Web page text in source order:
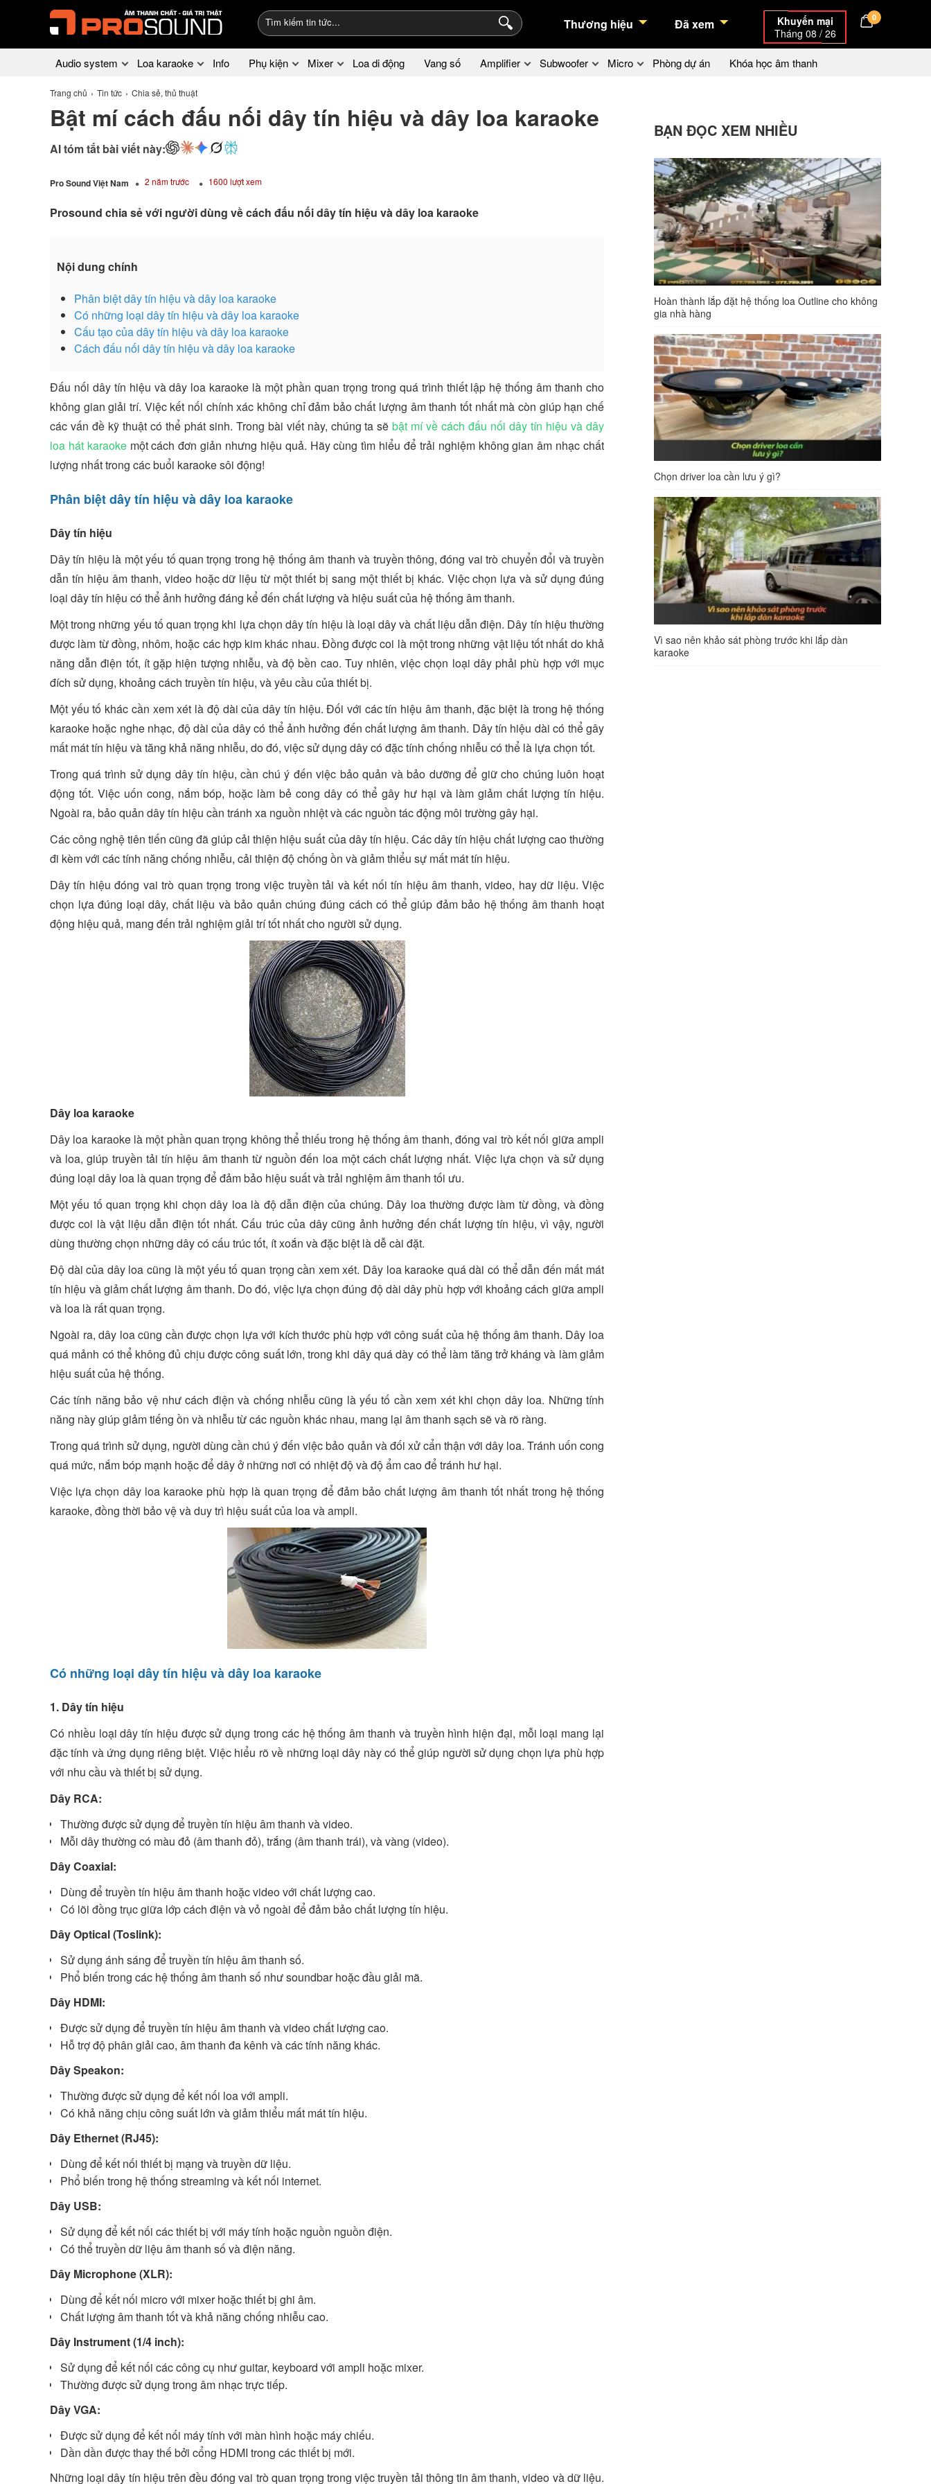
Thương hiệu Đã xem
Khuyến mại
Tháng 08 / 26
0
Audio system Loa karaoke Info Phụ kiện Mixer Loa di động Vang số Amplifier Subwoofer Micro Phòng dự án Khóa học âm thanh
Trang chủ Tin tức Chia sẻ, thủ thuật
Bật mí cách đấu nối dây tín hiệu và dây loa karaoke
AI tóm tắt bài viết này:
Pro Sound Việt Nam 2 năm trước 1600 lượt xem
Prosound chia sẻ với người dùng về cách đấu nối dây tín hiệu và dây loa karaoke
Nội dung chính
Phân biệt dây tín hiệu và dây loa karaoke
Có những loại dây tín hiệu và dây loa karaoke
Cấu tạo của dây tín hiệu và dây loa karaoke
Cách đấu nối dây tín hiệu và dây loa karaoke
Đấu nối dây tín hiệu và dây loa karaoke là một phần quan trọng trong quá trình thiết lập hệ thống âm thanh cho
không gian giải trí. Việc kết nối chính xác không chỉ đảm bảo chất lượng âm thanh tốt nhất mà còn giúp hạn chế
các vấn đề kỹ thuật có thể phát sinh. Trong bài viết này, chúng ta sẽbật mí về cách đấu nối dây tín hiệu và dây
loa hát karaoke một cách đơn giản nhưng hiệu quả. Hãy cùng tìm hiểu để trải nghiệm không gian âm nhạc chất
lượng nhất trong các buổi karaoke sôi động!
Phân biệt dây tín hiệu và dây loa karaoke
Dây tín hiệu
Dây tín hiệu là một yếu tố quan trọng trong hệ thống âm thanh và truyền thông, đóng vai trò chuyển đổi và truyền
dẫn tín hiệu âm thanh, video hoặc dữ liệu từ một thiết bị sang một thiết bị khác. Việc chọn lựa và sử dụng đúng
loại dây tín hiệu có thể ảnh hưởng đáng kể đến chất lượng và hiệu suất của hệ thống âm thanh.
Một trong những yếu tố quan trọng khi lựa chọn dây tín hiệu là loại dây và chất liệu dẫn điện. Dây tín hiệu thường
được làm từ đồng, nhôm, hoặc các hợp kim khác nhau. Đồng được coi là một trong những vật liệu tốt nhất do khả
năng dẫn điện tốt, ít gặp hiện tượng nhiễu, và độ bền cao. Tuy nhiên, việc chọn loại dây phải phù hợp với mục
đích sử dụng, khoảng cách truyền tín hiệu, và yêu cầu của thiết bị.
Một yếu tố khác cần xem xét là độ dài của dây tín hiệu. Đối với các tín hiệu âm thanh, đặc biệt là trong hệ thống
karaoke hoặc nghe nhạc, độ dài của dây có thể ảnh hưởng đến chất lượng âm thanh. Dây tín hiệu dài có thể gây
mất mát tín hiệu và tăng khả năng nhiễu, do đó, việc sử dụng dây có đặc tính chống nhiễu có thể là lựa chọn tốt.
Trong quá trình sử dụng dây tín hiệu, cần chú ý đến việc bảo quản và bảo dưỡng để giữ cho chúng luôn hoạt
động tốt. Việc uốn cong, nắm bóp, hoặc làm bẻ cong dây có thể gây hư hại và làm giảm chất lượng tín hiệu.
Ngoài ra, bảo quản dây tín hiệu cần tránh xa nguồn nhiệt và các nguồn tác động môi trường gây hại.
Các công nghệ tiên tiến cũng đã giúp cải thiện hiệu suất của dây tín hiệu. Các dây tín hiệu chất lượng cao thường
đi kèm với các tính năng chống nhiễu, cải thiện độ chống ồn và giảm thiểu sự mất mát tín hiệu.
Dây tín hiệu đóng vai trò quan trọng trong việc truyền tải và kết nối tín hiệu âm thanh, video, hay dữ liệu. Việc
chọn lựa đúng loại dây, chất liệu và bảo quản chúng đúng cách có thể giúp đảm bảo hệ thống âm thanh hoạt
động hiệu quả, mang đến trải nghiệm giải trí tốt nhất cho người sử dụng.
Dây loa karaoke
Dây loa karaoke là một phần quan trọng không thể thiếu trong hệ thống âm thanh, đóng vai trò kết nối giữa ampli
và loa, giúp truyền tải tín hiệu âm thanh từ nguồn đến loa một cách chất lượng nhất. Việc lựa chọn và sử dụng
đúng loại dây loa là quan trọng để đảm bảo hiệu suất và trải nghiệm âm thanh tối ưu.
Một yếu tố quan trọng khi chọn dây loa là độ dẫn điện của chúng. Dây loa thường được làm từ đồng, và đồng
được coi là vật liệu dẫn điện tốt nhất. Cấu trúc của dây cũng ảnh hưởng đến chất lượng tín hiệu, vì vậy, người
dùng thường chọn những dây có cấu trúc tốt, ít xoắn và đặc biệt là dễ cài đặt.
Độ dài của dây loa cũng là một yếu tố quan trọng cần xem xét. Dây loa karaoke quá dài có thể dẫn đến mất mát
tín hiệu và giảm chất lượng âm thanh. Do đó, việc lựa chọn đúng độ dài dây phù hợp với khoảng cách giữa ampli
và loa là rất quan trọng.
Ngoài ra, dây loa cũng cần được chọn lựa với kích thước phù hợp với công suất của hệ thống âm thanh. Dây loa
quá mảnh có thể không đủ chịu được công suất lớn, trong khi dây quá dày có thể làm tăng trở kháng và làm giảm
hiệu suất của hệ thống.
Các tính năng bảo vệ như cách điện và chống nhiễu cũng là yếu tố cần xem xét khi chọn dây loa. Những tính
năng này giúp giảm tiếng ồn và nhiễu từ các nguồn khác nhau, mang lại âm thanh sạch sẽ và rõ ràng.
Trong quá trình sử dụng, người dùng cần chú ý đến việc bảo quản và đối xử cẩn thận với dây loa. Tránh uốn cong
quá mức, nắm bóp mạnh hoặc để dây ở những nơi có nhiệt độ và độ ẩm cao để tránh hư hại.
Việc lựa chọn dây loa karaoke phù hợp là quan trọng để đảm bảo chất lượng âm thanh tốt nhất trong hệ thống
karaoke, đồng thời bảo vệ và duy trì hiệu suất của loa và ampli.
Có những loại dây tín hiệu và dây loa karaoke
1. Dây tín hiệu
Có nhiều loại dây tín hiệu được sử dụng trong các hệ thống âm thanh và truyền hình hiện đại, mỗi loại mang lại
đặc tính và ứng dụng riêng biệt. Việc hiểu rõ về những loại dây này có thể giúp người sử dụng chọn lựa phù hợp
với nhu cầu và thiết bị sử dụng.
Dây RCA:
Thường được sử dụng để truyền tín hiệu âm thanh và video.
Mỗi dây thường có màu đỏ (âm thanh đỏ), trắng (âm thanh trái), và vàng (video).
Dây Coaxial:
Dùng để truyền tín hiệu âm thanh hoặc video với chất lượng cao.
Có lõi đồng trục giữa lớp cách điện và vỏ ngoài để đảm bảo chất lượng tín hiệu.
Dây Optical (Toslink):
Sử dụng ánh sáng để truyền tín hiệu âm thanh số.
Phổ biến trong các hệ thống âm thanh số như soundbar hoặc đầu giải mã.
Dây HDMI:
Được sử dụng để truyền tín hiệu âm thanh và video chất lượng cao.
Hỗ trợ độ phân giải cao, âm thanh đa kênh và các tính năng khác.
Dây Speakon:
Thường được sử dụng để kết nối loa với ampli.
Có khả năng chịu công suất lớn và giảm thiểu mất mát tín hiệu.
Dây Ethernet (RJ45):
Dùng để kết nối thiết bị mạng và truyền dữ liệu.
Phổ biến trong hệ thống streaming và kết nối internet.
Dây USB:
Sử dụng để kết nối các thiết bị với máy tính hoặc nguồn nguồn điện.
Có thể truyền dữ liệu âm thanh số và điện năng.
Dây Microphone (XLR):
Dùng để kết nối micro với mixer hoặc thiết bị ghi âm.
Chất lượng âm thanh tốt và khả năng chống nhiễu cao.
Dây Instrument (1/4 inch):
Sử dụng để kết nối các công cụ như guitar, keyboard với ampli hoặc mixer.
Thường được sử dụng trong âm nhạc trực tiếp.
Dây VGA:
Được sử dụng để kết nối máy tính với màn hình hoặc máy chiếu.
Dần dần được thay thế bởi cổng HDMI trong các thiết bị mới.
Những loại dây tín hiệu trên đều đóng vai trò quan trọng trong việc truyền tải thông tin âm thanh, video và dữ liệu.
BẠN ĐỌC XEM NHIỀU
Hoàn thành lắp đặt hệ thống loa Outline cho không
gia nhà hàng
Chọn driver loa cần lưu ý gì?
Vì sao nên khảo sát phòng trước khi lắp dàn
karaoke